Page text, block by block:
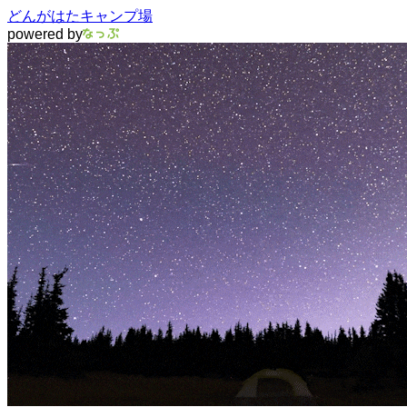
どんがはたキャンプ場
powered by